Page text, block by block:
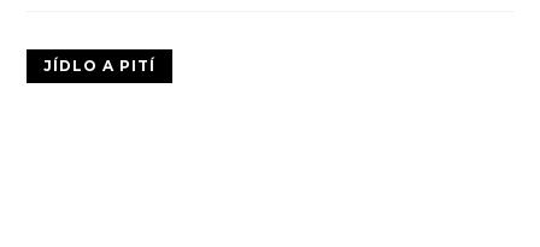
JÍDLO A PITÍ